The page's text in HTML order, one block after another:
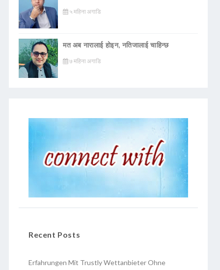
५ महिना अगाडि
मत अब नारालाई होइन, नतिजालाई चाहिन्छ
७ महिना अगाडि
Recent Posts
Erfahrungen Mit Trustly Wettanbieter Ohne